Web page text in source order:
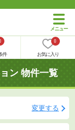
件
0
お気に入り
ン 物件一覧
変更する